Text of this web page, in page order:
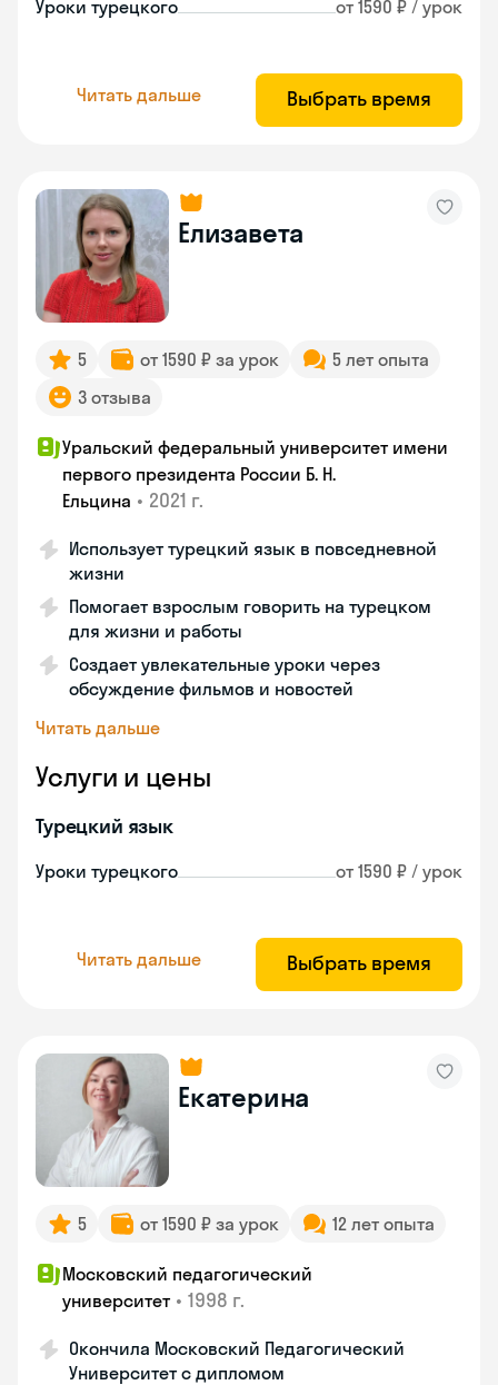
Уроки турецкого от 1590 ₽ / урок
Читать дальше Выбрать время
Елизавета
5 от 1590 ₽ за урок
5 лет опыта
3 отзыва
Уральский федеральный университет имени
первого президента России Б. Н.
Ельцина • 2021 г.
Использует турецкий язык в повседневной
жизни
Помогает взрослым говорить на турецком
для жизни и работы
Создает увлекательные уроки через
обсуждение фильмов и новостей
Читать дальше
Услуги и цены
Турецкий язык
Уроки турецкого от 1590 ₽ / урок
Читать дальше Выбрать время
Екатерина
5 от 1590 ₽ за урок 12 лет опыта
Московский педагогический
университет • 1998 г.
Окончила Московский Педагогический
Университет с дипломом